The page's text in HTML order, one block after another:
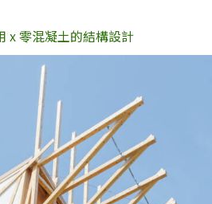
x 零混凝土的結構設計